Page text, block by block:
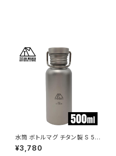
水筒 ボトルマグ チタン製 S 50
0ml 軽量 スポーツボトル マグ
ボトル 直飲み 錆びない 広口 割
¥3,780